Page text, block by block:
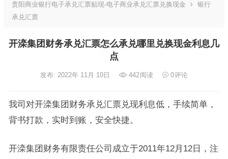
贵阳商业银行电子承兑汇票贴现-电子商业承兑汇票兑换现金
银行
承兑汇票
开滦集团财务承兑汇票怎么承兑哪里兑换现金利息几
点
发布: 2022年 11月 10日 442阅读 0评论
我司对开滦集团财务承兑汇票兑现利息低，手续简单，
背书打款，实时到账，安全快捷。
开滦集团财务有限责任公司成立于2011年12月12日，注